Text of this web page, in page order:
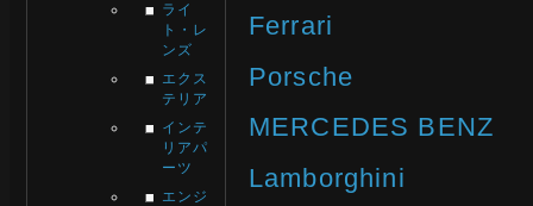
ライ
ト・レ
ンズ
エクス
テリア
インテ
リアパ
ーツ
エンジ
Ferrari
Porsche
MERCEDES BENZ
Lamborghini